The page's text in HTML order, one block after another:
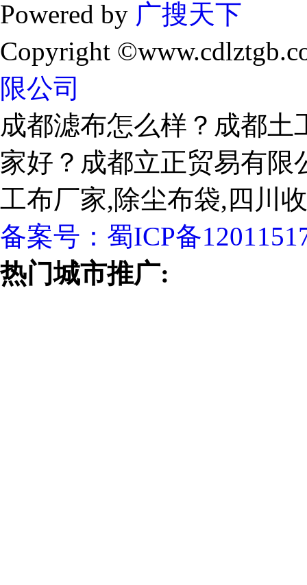
Powered by 广搜天下
Copyright
限公司
成都滤布怎么样？成都
家好？成都立正贸易有
工布厂家,除尘布袋,四川
备案号： 蜀ICP备
热门城市推广: